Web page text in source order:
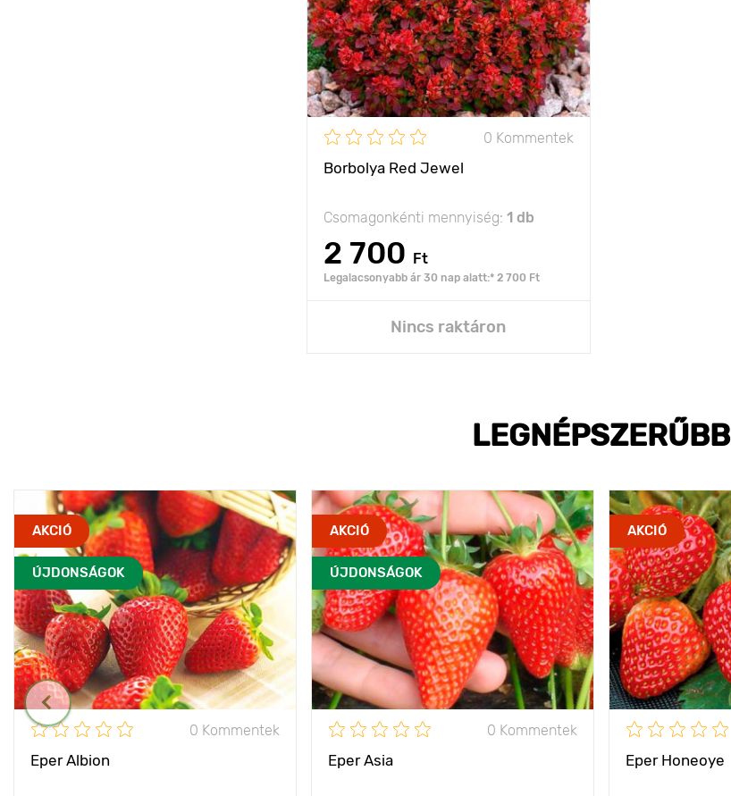
0 Kommentek
Borbolya Red Jewel
Csomagonkénti mennyiség: 1 db
2 700 Ft
Legalacsonyabb ár 30 nap alatt:* 2 700 Ft
Nincs raktáron
Ültetési távolság 1 m
Fényigény napos, félárnyékos
Fagyállóság ellenálló
Hozzáadás az Én kertemhez
LEGNÉPSZERŰBB
AKCIÓ
ÚJDONSÁGOK
0 Kommentek
Eper Albion
AKCIÓ
ÚJDONSÁGOK
0 Kommentek
Eper Asia
AKCIÓ
Eper Honeoye